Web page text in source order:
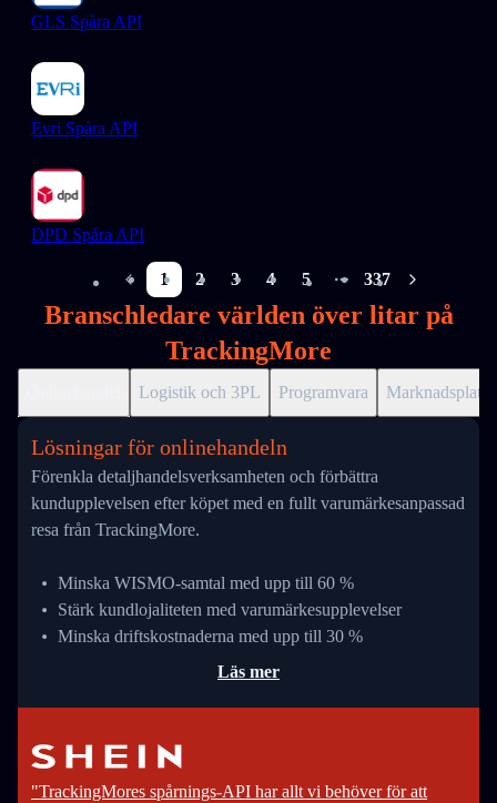
GLS Spåra API
Evri Spåra API
DPD Spåra API
1 2 3 4 5
More pages
337
Branschledare världen över litar på
TrackingMore
Logistik och 3PL Programvara Marknadsplats
Lösningar för onlinehandeln
Förenkla detaljhandelsverksamheten och förbättra
kundupplevelsen efter köpet med en fullt varumärkesanpassad
resa från TrackingMore.
Minska WISMO-samtal med upp till 60 %
Stärk kundlojaliteten med varumärkesupplevelser
Minska driftskostnaderna med upp till 30 %
Läs mer
"TrackingMores spårnings-API har allt vi behöver för att